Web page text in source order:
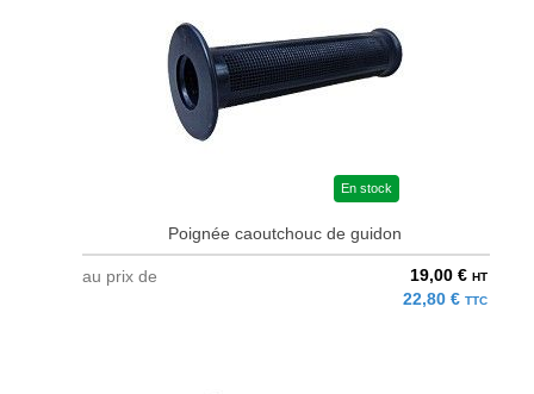
En stock
Poignée caoutchouc de guidon
au prix de 19,00 € HT
22,80 € TTC